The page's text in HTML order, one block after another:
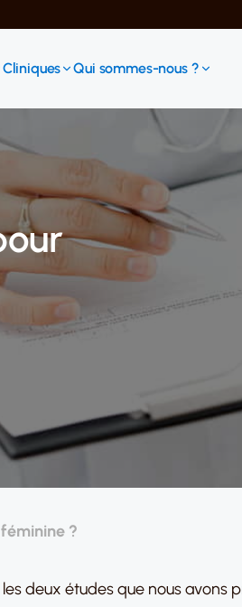
Cliniques Qui sommes-nous ?
?
deux études que nous avons